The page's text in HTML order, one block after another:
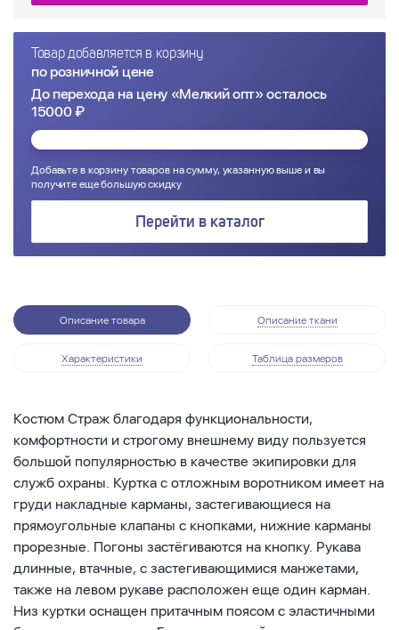
Товар добавляется в корзину
по розничной цене
До перехода на цену «Мелкий опт» осталось
15000 ₽
Добавьте в корзину товаров на сумму, указанную выше и вы
получите еще большую скидку
Перейти в каталог
Описание товара Описание ткани
Характеристики Таблица размеров
Костюм Страж благодаря функциональности,
комфортности и строгому внешнему виду пользуется
большой популярностью в качестве экипировки для
служб охраны. Куртка с отложным воротником имеет на
груди накладные карманы, застегивающиеся на
прямоугольные клапаны с кнопками, нижние карманы
прорезные. Погоны застёгиваются на кнопку. Рукава
длинные, втачные, с застегивающимися манжетами,
также на левом рукаве расположен еще один карман.
Низ куртки оснащен притачным поясом с эластичными